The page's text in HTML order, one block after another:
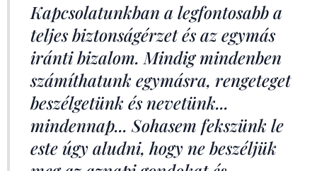
Kapcsolatunkban a legfontosabb a
teljes biztonságérzet és az egymás
iránti bizalom. Mindig mindenben
számíthatunk egymásra, rengeteget
beszélgetünk és nevetünk...
mindennap... Sohasem fekszünk le
este úgy aludni, hogy ne beszéljük